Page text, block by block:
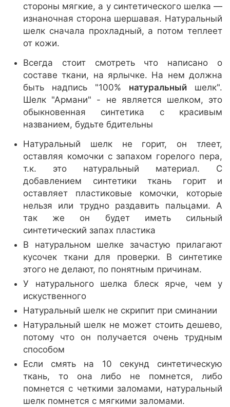
стороны мягкие, а у синтетического шелка —
изнаночная сторона шершавая. Натуральный
шелк сначала прохладный, а потом теплеет
от кожи.
Всегда стоит смотреть что написано о
составе ткани, на ярлычке. На нем должна
быть надпись "100% натуральный шелк".
Шелк "Армани" - не является шелком, это
обыкновенная синтетика с красивым
названием, будьте бдительны
Натуральный шелк не горит, он тлеет,
оставляя комочки с запахом горелого пера,
т.к. это натуральный материал. С
добавлением синтетики ткань горит и
оставляет пластиковые комочки, которые
нельзя или трудно раздавить пальцами. А
так же он будет иметь сильный
синтетический запах пластика
В натуральном шелке зачастую прилагают
кусочек ткани для проверки. В синтетике
этого не делают, по понятным причинам.
У натурального шелка блеск ярче, чем у
искуственного
Натуральный шелк не скрипит при сминании
Натуральный шелк не может стоить дешево,
потому что он получается очень трудным
способом
Если смять на 10 секунд синтетическую
ткань, то она либо не помнется, либо
помнется с четкими заломами, натуральный
шелк помнется с мягкими заломами.